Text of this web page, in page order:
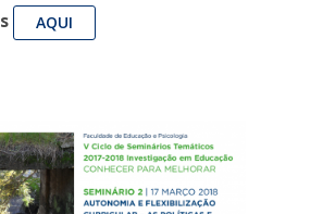
AQUI